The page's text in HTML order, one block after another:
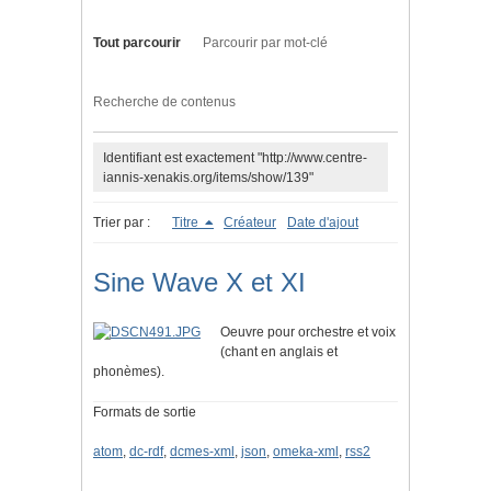
Tout parcourir Parcourir par mot-clé
Recherche de contenus
Identifiant est exactement "http://www.centre-
iannis-xenakis.org/items/show/139"
Trier par : Titre Créateur Date d'ajout
Sine Wave X et XI
Oeuvre pour orchestre et voix
(chant en anglais et
phonèmes).
Formats de sortie
atom, dc-rdf, dcmes-xml , json, omeka-xml , rss2